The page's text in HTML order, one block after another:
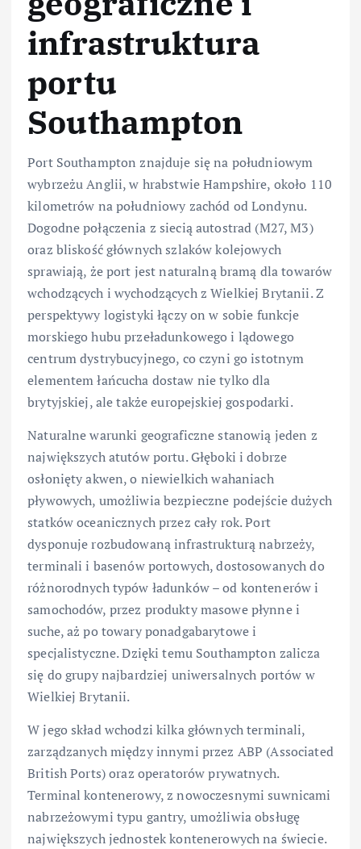
infrastruktura
portu
Southampton
Port Southampton znajduje się na południowym
wybrzeżu Anglii, w hrabstwie Hampshire, około 110
kilometrów na południowy zachód od Londynu.
Dogodne połączenia z siecią autostrad (M27, M3)
oraz bliskość głównych szlaków kolejowych
sprawiają, że port jest naturalną bramą dla towarów
wchodzących i wychodzących z Wielkiej Brytanii. Z
perspektywy logistyki łączy on w sobie funkcje
morskiego hubu przeładunkowego i lądowego
centrum dystrybucyjnego, co czyni go istotnym
elementem łańcucha dostaw nie tylko dla
brytyjskiej, ale także europejskiej gospodarki.
Naturalne warunki geograficzne stanowią jeden z
największych atutów portu. Głęboki i dobrze
osłonięty akwen, o niewielkich wahaniach
pływowych, umożliwia bezpieczne podejście dużych
statków oceanicznych przez cały rok. Port
dysponuje rozbudowaną infrastrukturą nabrzeży,
terminali i basenów portowych, dostosowanych do
różnorodnych typów ładunków – od kontenerów i
samochodów, przez produkty masowe płynne i
suche, aż po towary ponadgabarytowe i
specjalistyczne. Dzięki temu Southampton zalicza
się do grupy najbardziej uniwersalnych portów w
Wielkiej Brytanii.
W jego skład wchodzi kilka głównych terminali,
zarządzanych między innymi przez ABP (Associated
British Ports) oraz operatorów prywatnych.
Terminal kontenerowy, z nowoczesnymi suwnicami
nabrzeżowymi typu gantry, umożliwia obsługę
największych jednostek kontenerowych na świecie.